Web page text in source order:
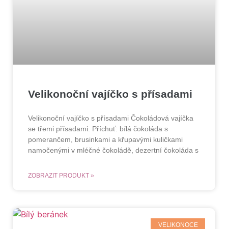
Velikonoční vajíčko s přísadami
Velikonoční vajíčko s přísadami Čokoládová vajíčka
se třemi přísadami. Příchuť: bílá čokoláda s
pomerančem, brusinkami a křupavými kuličkami
namočenými v mléčné čokoládě, dezertní čokoláda s
ZOBRAZIT PRODUKT »
VELIKONOCE